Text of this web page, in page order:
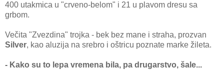
400 utakmica u "crveno-belom" i 21 u plavom dresu sa
grbom.
Večita "Zvezdina" trojka - bek bez mane i straha, prozvan
Silver, kao aluzija na srebro i oštricu poznate marke žileta.
- Kako su to lepa vremena bila, pa drugarstvo, šale...